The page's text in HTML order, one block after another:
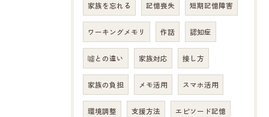
家族を忘れる 記憶喪失 短期記憶障害
ワーキングメモリ 作話 認知症
噓との違い 家族対応 接し方
家族の負担 メモ活用 スマホ活用
環境調整 支援方法 エピソード記憶